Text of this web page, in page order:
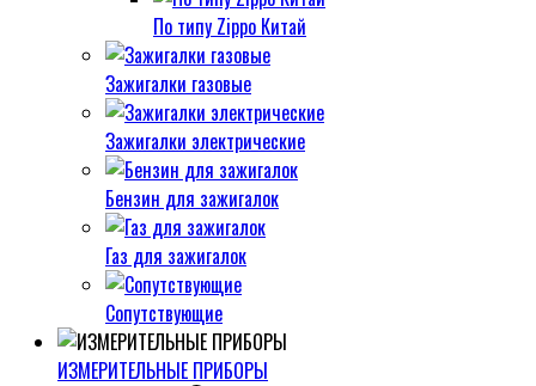
По типу Zippo Китай
Зажигалки газовые
Зажигалки электрические
Бензин для зажигалок
Газ для зажигалок
Сопутствующие
ИЗМЕРИТЕЛЬНЫЕ ПРИБОРЫ